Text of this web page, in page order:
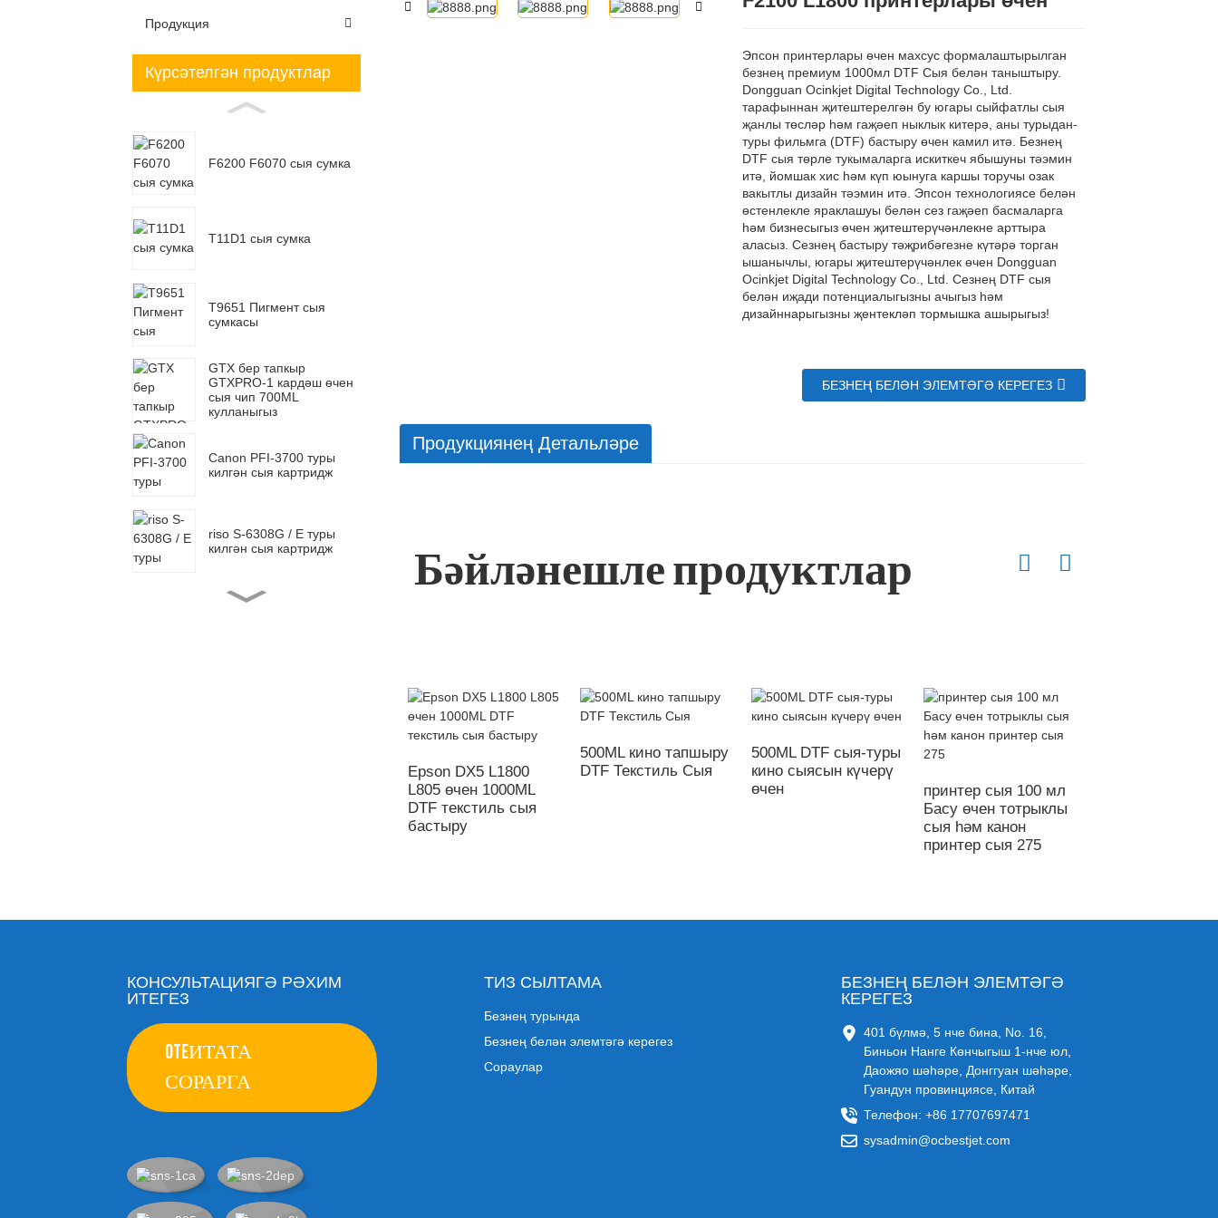
Продукция
Күрсәтелгән продуктлар
F6200 F6070 сыя сумка
T11D1 сыя сумка
T9651 Пигмент сыя
сумкасы
GTX бер тапкыр
GTXPRO-1 кардәш өчен
сыя чип 700ML
кулланыгыз
Canon PFI-3700 туры
килгән сыя картридж
riso S-6308G / E туры
килгән сыя картридж
Эпсон принтерлары өчен махсус формалаштырылган
безнең премиум 1000мл DTF Сыя белән таныштыру.
Dongguan Ocinkjet Digital Technology Co., Ltd.
тарафыннан җитештерелгән бу югары сыйфатлы сыя
җанлы төсләр һәм гаҗәеп ныклык китерә, аны турыдан-
туры фильмга (DTF) бастыру өчен камил итә. Безнең
DTF сыя төрле тукымаларга искиткеч ябышуны тәэмин
итә, йомшак хис һәм күп юынуга каршы торучы озак
вакытлы дизайн тәэмин итә. Эпсон технологиясе белән
өстенлекле яраклашуы белән сез гаҗәеп басмаларга
һәм бизнесыгыз өчен җитештерүчәнлекне арттыра
аласыз. Сезнең бастыру тәҗрибәгезне күтәрә торган
ышанычлы, югары җитештерүчәнлек өчен Dongguan
Ocinkjet Digital Technology Co., Ltd. Сезнең DTF сыя
белән иҗади потенциалыгызны ачыгыз һәм
дизайннарыгызны җентекләп тормышка ашырыгыз!
БЕЗНЕҢ БЕЛӘН ЭЛЕМТӘГӘ КЕРЕГЕЗ
Продукциянең Детальләре
Бәйләнешле продуктлар
Epson DX5 L1800
L805 өчен 1000ML
DTF текстиль сыя
бастыру
500ML кино тапшыру
DTF Текстиль Сыя
500ML DTF сыя-туры
кино сыясын күчерү
өчен
принтер сыя 100 мл
Басу өчен тотрыклы
сыя һәм канон
принтер сыя 275
КОНСУЛЬТАЦИЯГӘ РӘХИМ
ИТЕГЕЗ
OTEИТАТА
СОРАРГА
ТИЗ СЫЛТАМА
Безнең турында
Безнең белән элемтәгә керегез
Сораулар
БЕЗНЕҢ БЕЛӘН ЭЛЕМТӘГӘ
КЕРЕГЕЗ
401 бүлмә, 5 нче бина, No. 16,
Биньон Нанге Көнчыгыш 1-нче юл,
Даожяо шәһәре, Донггуан шәһәре,
Гуандун провинциясе, Китай
Телефон: +86 17707697471
sysadmin@ocbestjet.com